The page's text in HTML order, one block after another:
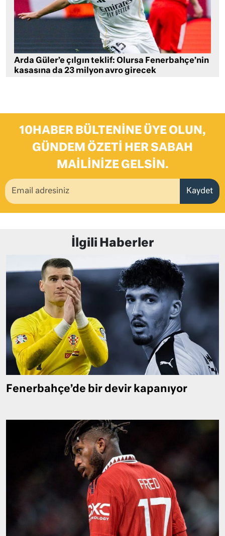
Arda Güler’e çılgın teklif: Olursa Fenerbahçe’nin
kasasına da 23 milyon avro girecek
10HABER BÜLTENINE ÜYE OLUN,
GÜNDEM ÖZETI HER SABAH
MAILINIZE GELSIN.
Kaydet
İlgili Haberler
Fenerbahçe’de bir devir kapanıyor